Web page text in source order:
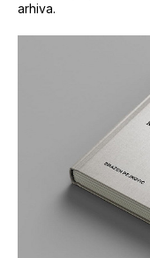
arhiva.